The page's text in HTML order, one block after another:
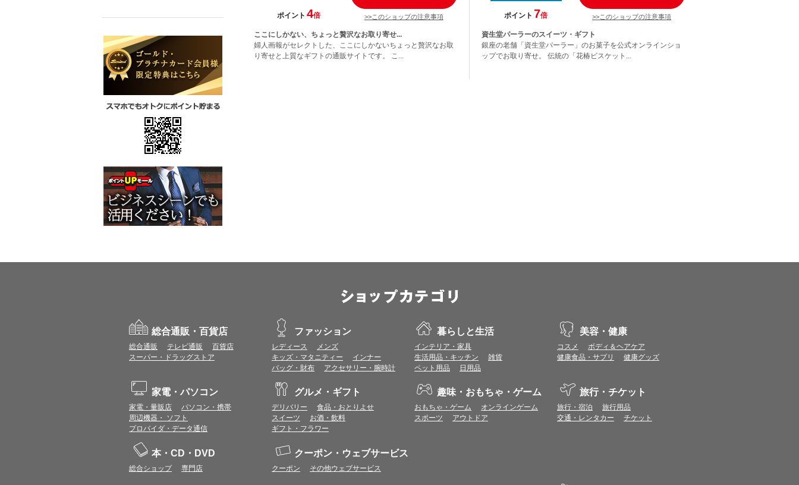
ポイント 4倍 >>このショップの注意事項
ここにしかない、ちょっと贅沢なお取り寄せ...
婦人画報がセレクトした、ここにしかないちょっと贅沢なお取
り寄せと上質なギフトの通販サイトです。 こ...
ポイント 7倍 >>このショップの注意事項
資生堂パーラーのスイーツ・ギフト
銀座の老舗「資生堂パーラー」のお菓子を公式オンラインショ
ップでお取り寄せ。 伝統の「花椿ビスケット...
総合通販・百貨店
総合通販 テレビ通販
百貨店
スーパー・ドラッグストア
ファッション
レディース
メンズ
キッズ・マタニティー
インナー
バッグ・財布
アクセサリー・腕時計
暮らしと生活
インテリア・家具
生活用品・キッチン
雑貨
ペット用品
日用品
美容・健康
コスメ
ボディ＆ヘアケア
健康食品・サプリ
健康グッズ
家電・パソコン
家電・量販店
パソコン・携帯
周辺機器・ ソフト
プロバイダ・データ通信
グルメ・ギフト
デリバリー
食品・おとりよせ
スイーツ
お酒・飲料
ギフト・フラワー
趣味・おもちゃ・ゲーム
おもちゃ・ゲーム
オンラインゲーム
スポーツ
アウトドア
旅行・チケット
旅行・宿泊
旅行用品
交通・レンタカー
チケット
本・CD・DVD
総合ショップ 専門店
クーポン・ウェブサービス
クーポン その他ウェブサービス